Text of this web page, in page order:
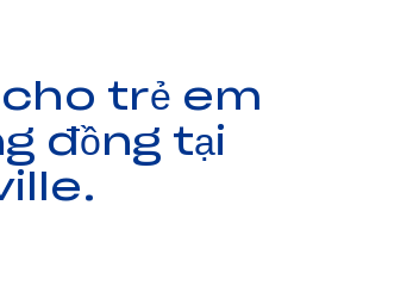
cho trẻ em
đồng tại